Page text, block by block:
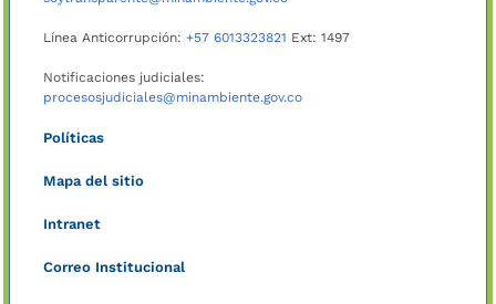
Línea Anticorrupción: +57 6013323821 Ext: 1497
Notificaciones judiciales:
procesosjudiciales@minambiente.gov.co
Políticas
Mapa del sitio
Intranet
Correo Institucional